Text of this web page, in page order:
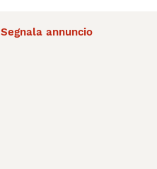
Segnala annuncio